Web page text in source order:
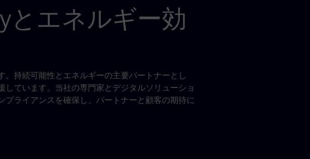
とエネルギー効
。持続可能性とエネルギーの主要パートナーとし
しています。当社の専門家とデジタルソリューショ
プライアンスを確保し、パートナーと顧客の期待に